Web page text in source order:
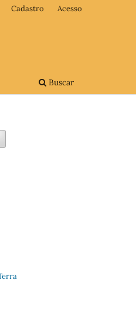
Buscar
Cadastro Acesso